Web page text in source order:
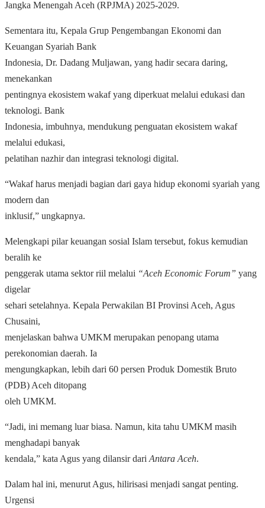
Jangka Menengah Aceh (RPJMA) 2025-2029.
Sementara itu, Kepala Grup Pengembangan Ekonomi dan
Keuangan Syariah Bank
Indonesia, Dr. Dadang Muljawan, yang hadir secara daring,
menekankan
pentingnya ekosistem wakaf yang diperkuat melalui edukasi dan
teknologi. Bank
Indonesia, imbuhnya, mendukung penguatan ekosistem wakaf
melalui edukasi,
pelatihan nazhir dan integrasi teknologi digital.
“Wakaf harus menjadi bagian dari gaya hidup ekonomi syariah yang
modern dan
inklusif,” ungkapnya.
Melengkapi pilar keuangan sosial Islam tersebut, fokus kemudian
beralih ke
penggerak utama sektor riil melalui “Aceh Economic Forum” yang
digelar
sehari setelahnya. Kepala Perwakilan BI Provinsi Aceh, Agus
Chusaini,
menjelaskan bahwa UMKM merupakan penopang utama
perekonomian daerah. Ia
mengungkapkan, lebih dari 60 persen Produk Domestik Bruto
(PDB) Aceh ditopang
oleh UMKM.
“Jadi, ini memang luar biasa. Namun, kita tahu UMKM masih
menghadapi banyak
kendala,” kata Agus yang dilansir dari Antara Aceh.
Dalam hal ini, menurut Agus, hilirisasi menjadi sangat penting.
Urgensi